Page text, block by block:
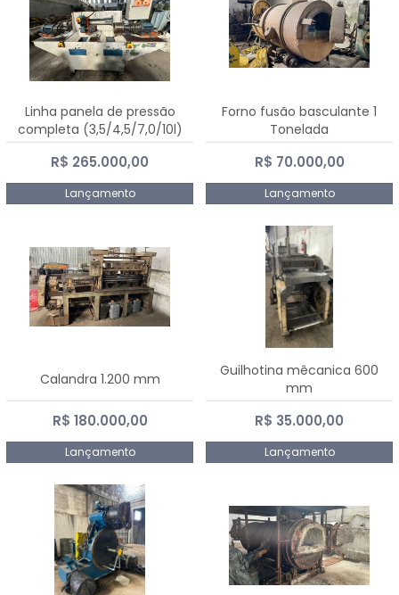
Linha panela de pressão
completa (3,5/4,5/7,0/10l)
R$ 265.000,00
Lançamento
Forno fusão basculante 1
Tonelada
R$ 70.000,00
Lançamento
Calandra 1.200 mm
R$ 180.000,00
Lançamento
Guilhotina mêcanica 600
mm
R$ 35.000,00
Lançamento